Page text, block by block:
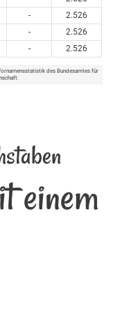
-
2.526
-
2.526
- 2.526
des Bundesamtes für
einem